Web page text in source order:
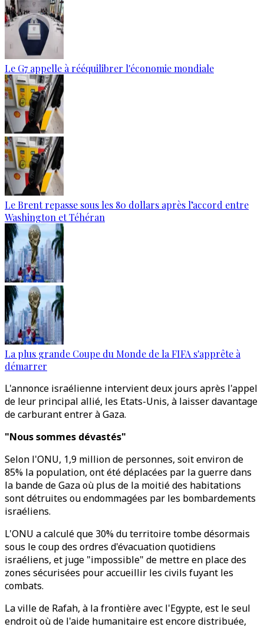
Le G7 appelle à rééquilibrer l'économie mondiale
Le Brent repasse sous les 80 dollars après l’accord entre
Washington et Téhéran
La plus grande Coupe du Monde de la FIFA s'apprête à
démarrer
L'annonce israélienne intervient deux jours après l'appel
de leur principal allié, les Etats-Unis, à laisser davantage
de carburant entrer à Gaza.
"Nous sommes dévastés"
Selon l'ONU, 1,9 million de personnes, soit environ de
85% la population, ont été déplacées par la guerre dans
la bande de Gaza où plus de la moitié des habitations
sont détruites ou endommagées par les bombardements
israéliens.
L'ONU a calculé que 30% du territoire tombe désormais
sous le coup des ordres d'évacuation quotidiens
israéliens, et juge "impossible" de mettre en place des
zones sécurisées pour accueillir les civils fuyant les
combats.
La ville de Rafah, à la frontière avec l'Egypte, est le seul
endroit où de l'aide humanitaire est encore distribuée,